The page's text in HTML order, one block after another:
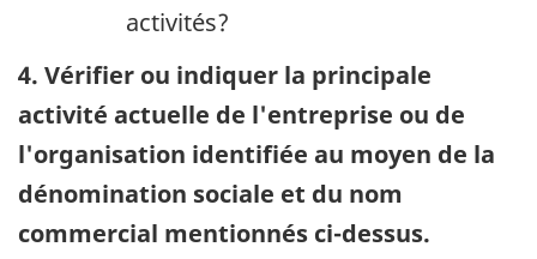
activités?
4. Vérifier ou indiquer la principale
activité actuelle de l'entreprise ou de
l'organisation identifiée au moyen de la
dénomination sociale et du nom
commercial mentionnés ci-dessus.